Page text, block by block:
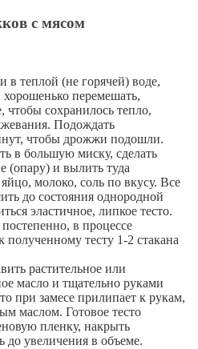
с мясом
в теплой (не горячей) воде,
хорошенько перемешать,
чтобы сохранилось тепло,
Подождать
чтобы дрожжи подошли.
в большую миску, сделать
(опару) и вылить туда
молоко, соль по вкусу. Все
до состояния однородной
эластичное, липкое тесто.
в процессе
тесту 1-2 стакана
растительное или
масло и тщательно руками
при замесе прилипает к рукам,
маслом. Готовое тесто
пленку, накрыть
до увеличения в объеме.